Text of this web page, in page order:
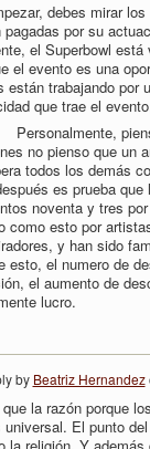
debes mirar
pagadas por su
el Superbowl
el evento es una
están trabajando por
que trae el
pienso
no pienso que un
todos los demás
es prueba
noventa y tres
como esto por
y han sido
esto, el numero de
el aumento de
lucro.
by Beatriz Hernandez
la razón porque
universal. El punto